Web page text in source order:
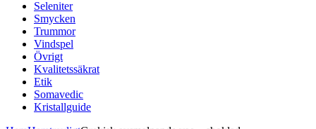
Seleniter
Smycken
Trummor
Vindspel
Övrigt
Kvalitetssäkrat
Etik
Somavedic
Kristallguide